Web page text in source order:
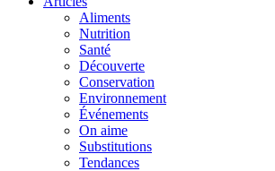
Aliments
Nutrition
Santé
Découverte
Conservation
Environnement
Événements
On aime
Substitutions
Tendances